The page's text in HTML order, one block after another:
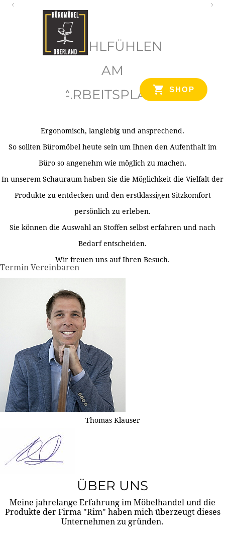
SHOP
WOHLFÜHLEN
AM
ARBEITSPLATZ
Ergonomisch, langlebig und ansprechend.
So sollten Büromöbel heute sein um Ihnen den Aufenthalt im
Büro so angenehm wie möglich zu machen.
In unserem Schauraum haben Sie die Möglichkeit die Vielfalt der
Produkte zu entdecken und den erstklassigen Sitzkomfort
persönlich zu erleben.
Sie können die Auswahl an Stoffen selbst erfahren und nach
Bedarf entscheiden.
Wir freuen uns auf Ihren Besuch.
Termin Vereinbaren
Thomas Klauser
ÜBER UNS
Meine jahrelange Erfahrung im Möbelhandel und die
Produkte der Firma "Rim" haben mich überzeugt dieses
Unternehmen zu gründen.